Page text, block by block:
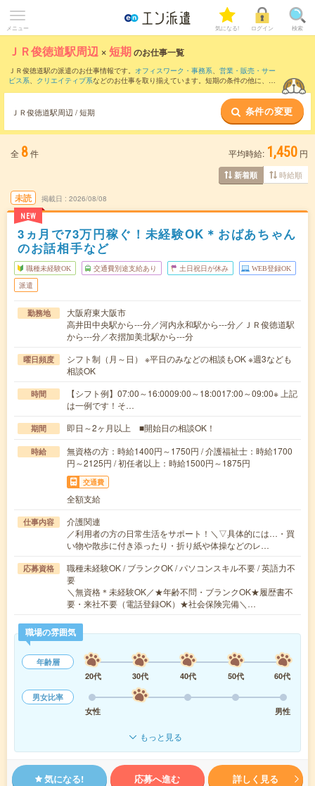
メニュー 気になる! ログイン 検索
ＪＲ俊徳道駅周辺 ×短期のお仕事一覧
ＪＲ俊徳道駅の派遣のお仕事情報です。 オフィスワーク・事務系、 営業・販売・サー
ビス系、 クリエイティブ系などのお仕事を取り揃えています。短期の条件の他に、 交
ＪＲ俊徳道駅周辺 / 短期 条件の変更
全 8件 平均時給: 1,450 円
新着順 時給順
未読
NEW
掲載日 2026/08/08
3ヵ月で73万円稼ぐ！未経験OK＊おばあちゃん
のお話相手など
職種未経験OK 交通費別途支給あり 土日祝日が休み WEB登録OK
派遣
勤務地
大阪府東大阪市
高井田中央駅から---分／河内永和駅から---分／ＪＲ俊徳道駅
から---分／衣摺加美北駅から---分
曜日頻度
シフト制（月～日） ※平日のみなどの相談もOK ※週3なども
相談OK
時間
【シフト例】07:00～16:0009:00～18:0017:00～09:00※ 上記
は一例です！そ…
期間 即日～2ヶ月以上 ■開始日の相談OK！
時給
無資格の方：時給1400円～1750円 / 介護福祉士：時給1700
円～2125円 / 初任者以上：時給1500円～1875円
交通費
全額支給
仕事内容
介護関連
／利用者の方の日常生活をサポート！＼▽具体的には…・買
い物や散歩に付き添ったり・折り紙や体操などのレ…
応募資格
職種未経験OK / ブランクOK / パソコンスキル不要 / 英語力不
要
＼無資格＊未経験OK／★年齢不問・ブランクOK★履歴書不
要・来社不要（電話登録OK）★社会保険完備＼…
職場の雰囲気
年齢層
20代
30代 40代 50代
60代
男女比率
女性
男性
もっと見る
気になる! 応募へ進む 詳しく見る